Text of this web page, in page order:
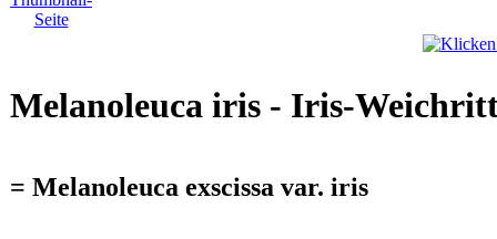
Melanoleuca iris - Iris-
= Melanoleuca exscissa var. iris